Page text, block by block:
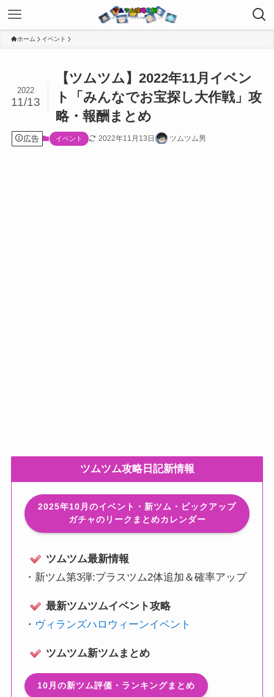
ホーム イベント
【ツムツム】2022年11月イベン
ト「みんなでお宝探し大作戦」攻
略・報酬まとめ
2022
11/13
広告 イベント 2022年11月13日 ツムツム男
ツムツム攻略日記新情報
2025年10月のイベント・新ツム・ピックアップ
ガチャのリークまとめカレンダー
ツムツム最新情報
・ 新ツム第3弾:プラスツム2体追加＆確率アップ
最新ツムツムイベント攻略
・ ヴィランズハロウィーンイベント
ツムツム新ツムまとめ
10月の新ツム評価・ランキングまとめ